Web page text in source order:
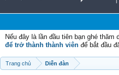
Nếu đây là lần đầu tiên bạn ghé
để trở thành thành viên để bắt đầu
Trang chủ Diễn đàn